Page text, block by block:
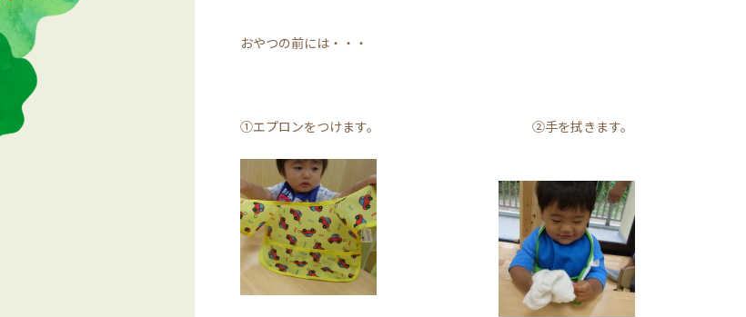
おやつの前には・・・
①エプロンをつけます。 ②手を拭きます。